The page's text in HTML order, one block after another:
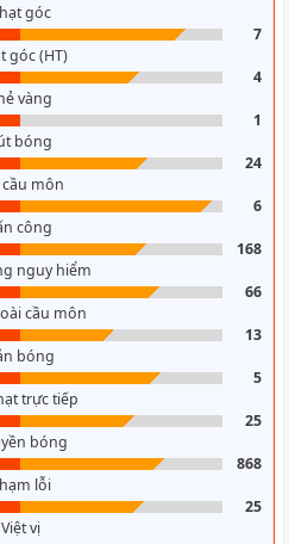
góc
7
góc (HT)
4
vàng
1
bóng
24
cầu môn
6
công
168
nguy hiểm
66
cầu môn
13
bóng
5
trực tiếp
25
bóng
868
lỗi
25
Việt vị